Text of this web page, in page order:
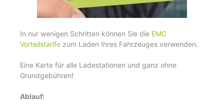
In nur wenigen Schritten können Sie die EMC
Vorteilstarife zum Laden Ihres Fahrzeuges verwenden.
Eine Karte für alle Ladestationen und ganz ohne
Grundgebühren!
Ablauf: